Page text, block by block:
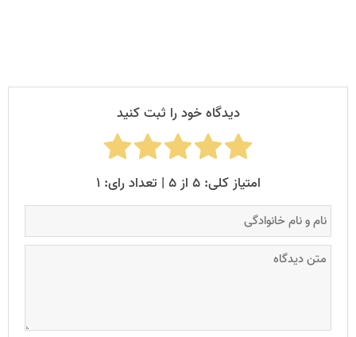
دیدگاه خود را ثبت کنید
امتیاز کلی: ۵ از ۵ | تعداد رای: ۱